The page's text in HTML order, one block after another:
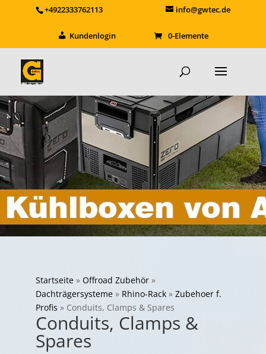
+4922333762113 info@gwtec.de
Kundenlogin 0-Elemente
Startseite» Offroad Zubehör»
Dachträgersysteme» Rhino-Rack» Zubehoer f.
Profis » Conduits, Clamps & Spares
Conduits, Clamps &
Spares